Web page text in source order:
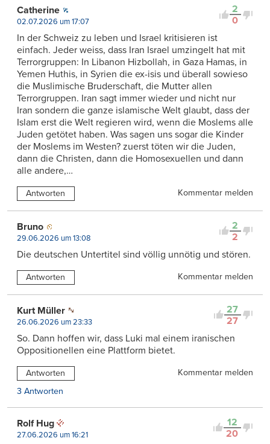
2
0
Catherine
02.07.2026 um 17:07
In der Schweiz zu leben und Israel kritisieren ist
einfach. Jeder weiss, dass Iran Israel umzingelt hat mit
Terrorgruppen: In Libanon Hizbollah, in Gaza Hamas, in
Yemen Huthis, in Syrien die ex-isis und überall sowieso
die Muslimische Bruderschaft, die Mutter allen
Terrorgruppen. Iran sagt immer wieder und nicht nur
Iran sondern die ganze islamische Welt glaubt, dass der
Islam erst die Welt regieren wird, wenn die Moslems alle
Juden getötet haben. Was sagen uns sogar die Kinder
der Moslems im Westen? zuerst töten wir die Juden,
dann die Christen, dann die Homosexuellen und dann
alle andere,…
Antworten Kommentar melden
2
2
Bruno
29.06.2026 um 13:08
Die deutschen Untertitel sind völlig unnötig und stören.
Antworten Kommentar melden
27
27
Kurt Müller
26.06.2026 um 23:33
So. Dann hoffen wir, dass Luki mal einem iranischen
Oppositionellen eine Plattform bietet.
Antworten
Kommentar melden
3 Antworten
12
20
Rolf Hug
27.06.2026 um 16:21